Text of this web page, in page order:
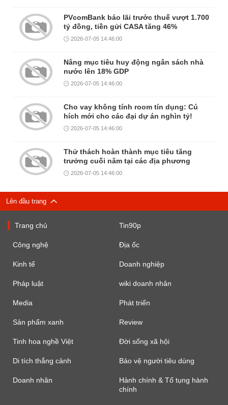
PVcomBank báo lãi trước thuế vượt 1.700
tỷ đồng, tiền gửi CASA tăng 46%
2026-07-05 14:46:00
Nâng mục tiêu huy động ngân sách nhà
nước lên 18% GDP
2026-07-05 14:46:00
Cho vay không tính room tín dụng: Cú
hích mới cho các đại dự án nghìn tỷ!
2026-07-05 14:46:00
Thử thách hoàn thành mục tiêu tăng
trưởng cuối năm tại các địa phương
2026-07-05 14:46:00
Lên đầu trang
Trang chủ Tin90p
Công nghệ Địa ốc
Kinh tế Doanh nghiệp
Pháp luật wiki doanh nhân
Media Phát triển
Sản phẩm xanh Review
Tinh hoa nghề Việt Đời sống xã hội
Di tích thắng cảnh Bảo vệ người tiêu dùng
Doanh nhân
Hành chính & Tố tụng hành
chính